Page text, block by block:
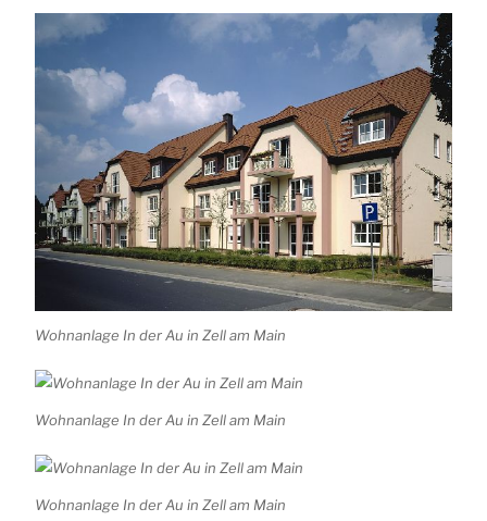
Wohnanlage In der Au in Zell am Main
Wohnanlage In der Au in Zell am Main
Wohnanlage In der Au in Zell am Main